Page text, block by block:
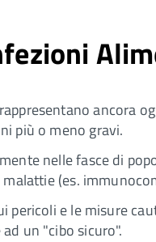
ancora
più o meno gravi.
nelle fasce di
(es.
pericoli e le misure
un "cibo sicuro".